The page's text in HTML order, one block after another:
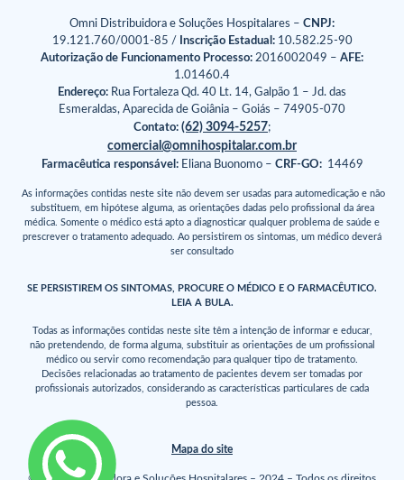
Omni Distribuidora e Soluções Hospitalares – CNPJ:
19.121.760/0001-85 /
Inscrição Estadual:10.582.25-90
Autorização de Funcionamento Processo: 2016002049 – AFE:
1.01460.4
Endereço: Rua Fortaleza Qd. 40 Lt. 14, Galpão 1 – Jd. das
Esmeraldas, Aparecida de Goiânia – Goiás – 74905-070
Contato: (62) 3094-5257;
comercial@omnihospitalar.com.br
Farmacêutica responsável:Eliana Buonomo – CRF-GO:14469
As informações contidas neste site não devem ser usadas para automedicação e não
substituem, em hipótese alguma, as orientações dadas pelo profissional da área
médica. Somente o médico está apto a diagnosticar qualquer problema de saúde e
prescrever o tratamento adequado. Ao persistirem os sintomas, um médico deverá
ser consultado
SE PERSISTIREM OS SINTOMAS, PROCURE O MÉDICO E O FARMACÊUTICO.
LEIA A BULA.
Todas as informações contidas neste site têm a intenção de informar e educar,
não pretendendo, de forma alguma, substituir as orientações de um profissional
médico ou servir como recomendação para qualquer tipo de tratamento.
Decisões relacionadas ao tratamento de pacientes devem ser tomadas por
profissionais autorizados, considerando as características particulares de cada
pessoa.
Mapa do site